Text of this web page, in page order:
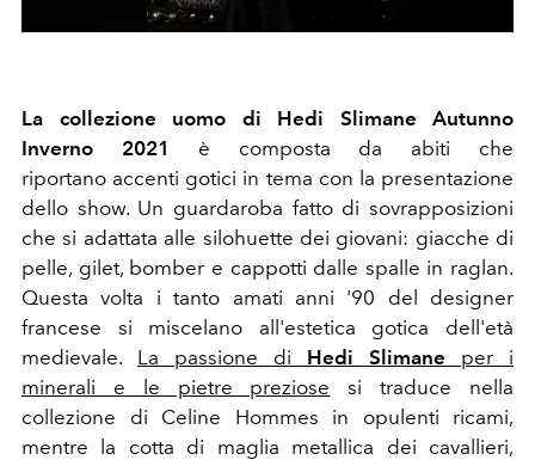
La collezione uomo di Hedi Slimane Autunno
Inverno 2021 è composta da abiti che
riportano accenti gotici in tema con la presentazione
dello show. Un guardaroba fatto di sovrapposizioni
che si adattata alle silohuette dei giovani: giacche di
pelle, gilet, bomber e cappotti dalle spalle in raglan.
Questa volta i tanto amati anni '90 del designer
francese si miscelano all'estetica gotica dell'età
medievale. La passione di Hedi Slimane per i
minerali e le pietre preziose si traduce nella
collezione di Celine Hommes in opulenti ricami,
mentre la cotta di maglia metallica dei cavallieri,